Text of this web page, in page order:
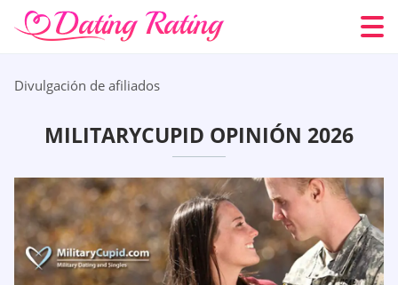
Divulgación de afiliados
MILITARYCUPID OPINIÓN 2026